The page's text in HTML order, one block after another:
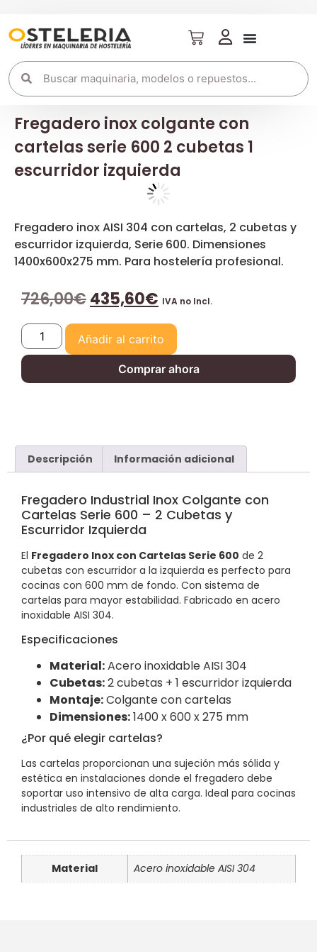
Fregadero inox colgante con
cartelas serie 600 2 cubetas 1
escurridor izquierda
Fregadero inox AISI 304 con cartelas, 2 cubetas y
escurridor izquierda, Serie 600. Dimensiones
1400x600x275 mm. Para hostelería profesional.
726,00€435,60€ IVA no Incl.
Añadir al carrito
Comprar ahora
Descripción Información adicional
Fregadero Industrial Inox Colgante con
Cartelas Serie 600 – 2 Cubetas y
Escurridor Izquierda
El Fregadero Inox con Cartelas Serie 600 de 2
cubetas con escurridor a la izquierda es perfecto para
cocinas con 600 mm de fondo. Con sistema de
cartelas para mayor estabilidad. Fabricado en acero
inoxidable AISI 304.
Especificaciones
Material:Acero inoxidable AISI 304
Cubetas:2 cubetas + 1 escurridor izquierda
Montaje:Colgante con cartelas
Dimensiones:1400 x 600 x 275 mm
¿Por qué elegir cartelas?
Las cartelas proporcionan una sujeción más sólida y
estética en instalaciones donde el fregadero debe
soportar uso intensivo de alta carga. Ideal para cocinas
industriales de alto rendimiento.
Material Acero inoxidable AISI 304